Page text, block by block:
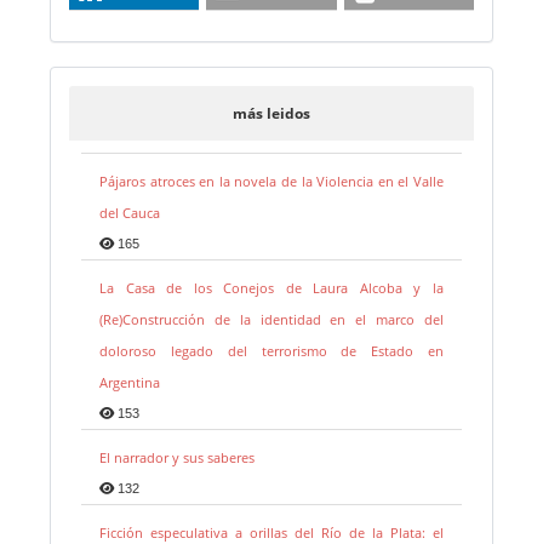
más leidos
Pájaros atroces en la novela de la Violencia en el Valle
del Cauca
165
La Casa de los Conejos de Laura Alcoba y la
(Re)Construcción de la identidad en el marco del
doloroso legado del terrorismo de Estado en
Argentina
153
El narrador y sus saberes
132
Ficción especulativa a orillas del Río de la Plata: el